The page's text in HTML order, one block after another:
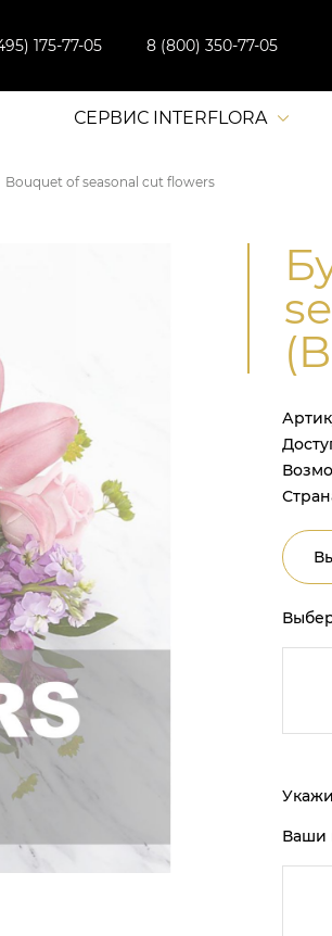
175-77-05 8 (800) 350-77-05
СЕРВИС INTERFLORA
Bouquet of seasonal cut flowers
Ваши